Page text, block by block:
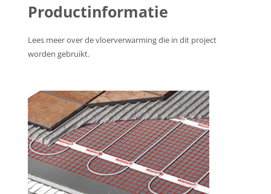
Productinformatie
Lees meer over de vloerverwarming die in dit project
worden gebruikt.